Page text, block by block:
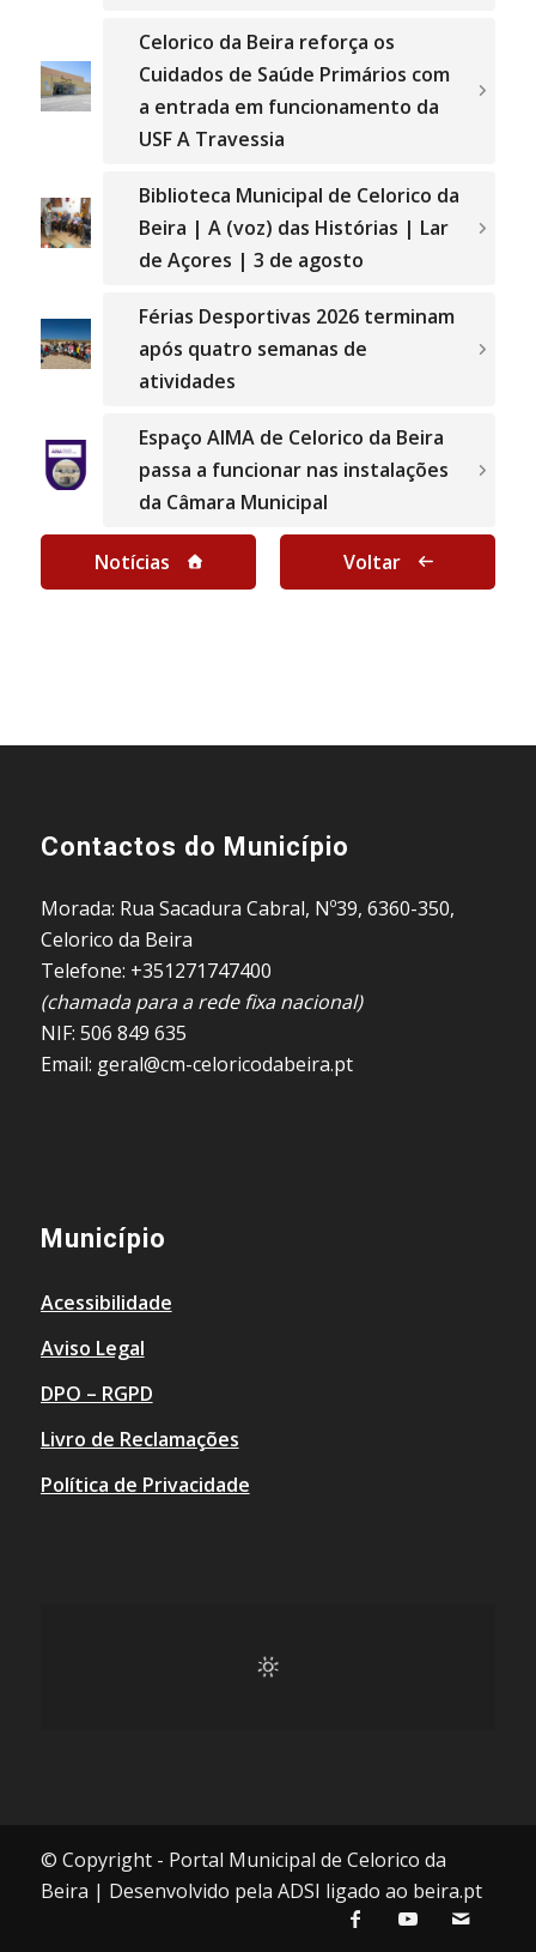
Celorico da Beira reforça os
Cuidados de Saúde Primários com
a entrada em funcionamento da
USF A Travessia
Biblioteca Municipal de Celorico da
Beira | A (voz) das Histórias | Lar
de Açores | 3 de agosto
Férias Desportivas 2026 terminam
após quatro semanas de
atividades
Espaço AIMA de Celorico da Beira
passa a funcionar nas instalações
da Câmara Municipal
Notícias Voltar
Contactos do Município
Morada: Rua Sacadura Cabral, Nº39, 6360-350,
Celorico da Beira
Telefone: +351271747400
(chamada para a rede fixa nacional)
NIF: 506 849 635
Email: geral@cm-celoricodabeira.pt
Município
Acessibilidade
Aviso Legal
DPO – RGPD
Livro de Reclamações
Política de Privacidade
© Copyright - Portal Municipal de Celorico da
Beira | Desenvolvido pela ADSI ligado ao beira.pt